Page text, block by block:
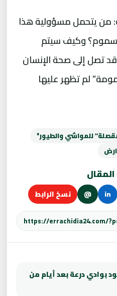
من يتحمل مسؤولية هذا
وكيف سيتم
قد تصل إلى صحة الإنسان
لم تظهر عليها
للمواشي والطيور*
in
@ نسخ الرابط
بوادي درعة بعد أيام من